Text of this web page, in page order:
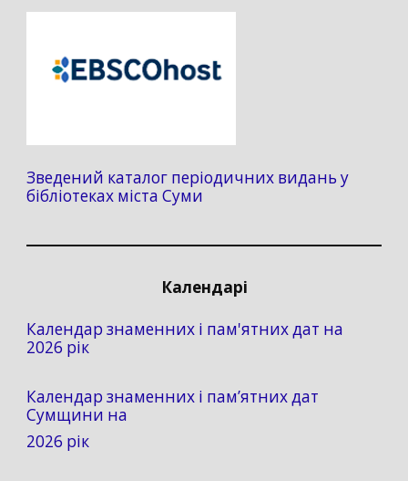
Зведений каталог періодичних видань у
бібліотеках міста Суми
Календарі
Календар знаменних і пам'ятних дат на
2026 рік
Календар знаменних і пам’ятних дат
Сумщини на
2026 рік